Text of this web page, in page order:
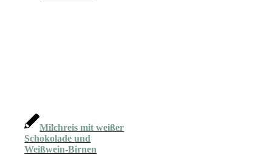
Milchreis mit weißer
Schokolade und
Weißwein-Birnen